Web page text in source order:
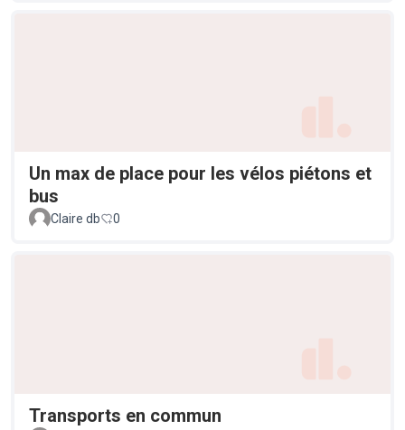
Un max de place pour les vélos piétons et
bus
Claire db 0
Transports en commun